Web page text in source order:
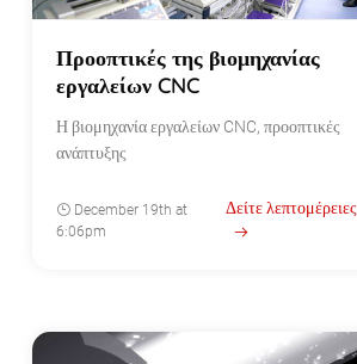
Προοπτικές της βιομηχανίας
εργαλείων CNC
Η βιομηχανία εργαλείων CNC, προοπτικές
ανάπτυξης
December 19th at
6:06pm
Δείτε λεπτομέρειες